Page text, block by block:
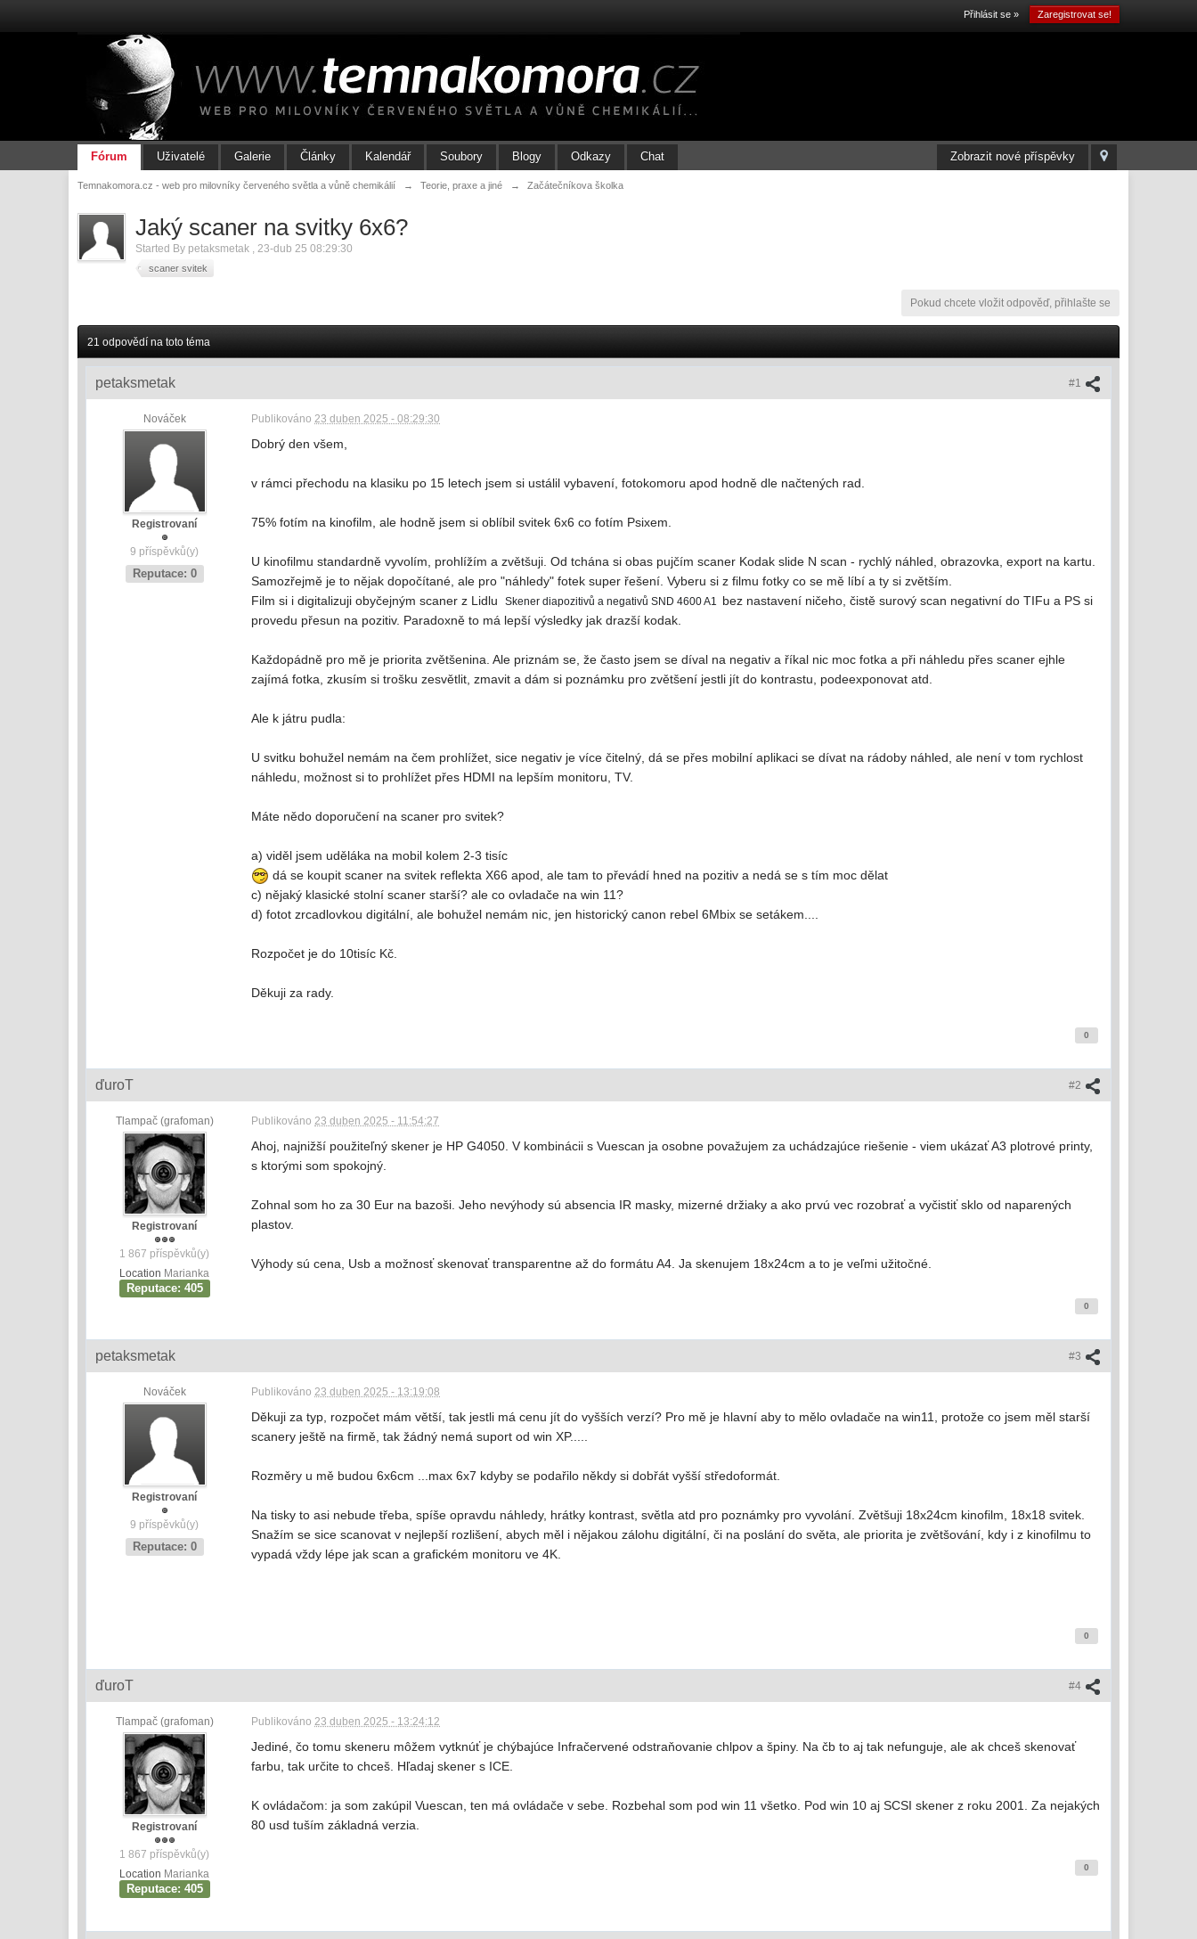
Přihlásit se » Zaregistrovat se!
Zobrazit nové příspěvky
Fórum Uživatelé Galerie Články Kalendář Soubory Blogy Odkazy Chat
Temnakomora.cz - web pro milovníky červeného světla a vůně chemikálií → Teorie, praxe a jiné → Začátečníkova školka
Jaký scaner na svitky 6x6?
Started By petaksmetak ,23-dub 25 08:29:30
scaner svitek
Pokud chcete vložit odpověď, přihlašte se
21 odpovědí na toto téma
#1
petaksmetak
Nováček
Registrovaní
9 příspěvků(y)
Reputace: 0
Publikováno23 duben 2025 - 08:29:30
Dobrý den všem,
v rámci přechodu na klasiku po 15 letech jsem si ustálil vybavení, fotokomoru apod hodně dle načtených rad.
75% fotím na kinofilm, ale hodně jsem si oblíbil svitek 6x6 co fotím Psixem.
U kinofilmu standardně vyvolím, prohlížím a zvětšuji. Od tchána si obas pujčím scaner Kodak slide N scan - rychlý náhled, obrazovka, export na kartu.
Samozřejmě je to nějak dopočítané, ale pro "náhledy" fotek super řešení. Vyberu si z filmu fotky co se mě líbí a ty si zvětším.
Film si i digitalizuji obyčejným scaner z LidluSkener diapozitivů a negativů SND 4600 A1 bez nastavení ničeho, čistě surový scan negativní do TIFu a PS si
provedu přesun na pozitiv. Paradoxně to má lepší výsledky jak drazší kodak.
Každopádně pro mě je priorita zvětšenina. Ale priznám se, že často jsem se díval na negativ a říkal nic moc fotka a při náhledu přes scaner ejhle
zajímá fotka, zkusím si trošku zesvětlit, zmavit a dám si poznámku pro zvětšení jestli jít do kontrastu, podeexponovat atd.
Ale k játru pudla:
U svitku bohužel nemám na čem prohlížet, sice negativ je více čitelný, dá se přes mobilní aplikaci se dívat na rádoby náhled, ale není v tom rychlost
náhledu, možnost si to prohlížet přes HDMI na lepším monitoru, TV.
Máte nědo doporučení na scaner pro svitek?
a) viděl jsem uděláka na mobil kolem 2-3 tisíc
dá se koupit scaner na svitek reflekta X66 apod, ale tam to převádí hned na pozitiv a nedá se s tím moc dělat
c) nějaký klasické stolní scaner starší? ale co ovladače na win 11?
d) fotot zrcadlovkou digitální, ale bohužel nemám nic, jen historický canon rebel 6Mbix se setákem....
Rozpočet je do 10tisíc Kč.
Děkuji za rady.
0
#2
ďuroT
Tlampač (grafoman)
Registrovaní
1 867 příspěvků(y)
Location Marianka
Reputace: 405
Publikováno23 duben 2025 - 11:54:27
Ahoj, najnižší použiteľný skener je HP G4050. V kombinácii s Vuescan ja osobne považujem za uchádzajúce riešenie - viem ukázať A3 plotrové printy,
s ktorými som spokojný.
Zohnal som ho za 30 Eur na bazoši. Jeho nevýhody sú absencia IR masky, mizerné držiaky a ako prvú vec rozobrať a vyčistiť sklo od naparených
plastov.
Výhody sú cena, Usb a možnosť skenovať transparentne až do formátu A4. Ja skenujem 18x24cm a to je veľmi užitočné.
0
#3
petaksmetak
Nováček
Registrovaní
9 příspěvků(y)
Reputace: 0
Publikováno23 duben 2025 - 13:19:08
Děkuji za typ, rozpočet mám větší, tak jestli má cenu jít do vyšších verzí? Pro mě je hlavní aby to mělo ovladače na win11, protože co jsem měl starší
scanery ještě na firmě, tak žádný nemá suport od win XP.....
Rozměry u mě budou 6x6cm ...max 6x7 kdyby se podařilo někdy si dobřát vyšší středoformát.
Na tisky to asi nebude třeba, spíše opravdu náhledy, hrátky kontrast, světla atd pro poznámky pro vyvolání. Zvětšuji 18x24cm kinofilm, 18x18 svitek.
Snažím se sice scanovat v nejlepší rozlišení, abych měl i nějakou zálohu digitální, či na poslání do světa, ale priorita je zvětšování, kdy i z kinofilmu to
vypadá vždy lépe jak scan a grafickém monitoru ve 4K.
0
#4
ďuroT
Tlampač (grafoman)
Registrovaní
1 867 příspěvků(y)
Location Marianka
Reputace: 405
Publikováno23 duben 2025 - 13:24:12
Jediné, čo tomu skeneru môžem vytknúť je chýbajúce Infračervené odstraňovanie chlpov a špiny. Na čb to aj tak nefunguje, ale ak chceš skenovať
farbu, tak určite to chceš. Hľadaj skener s ICE.
K ovládačom: ja som zakúpil Vuescan, ten má ovládače v sebe. Rozbehal som pod win 11 všetko. Pod win 10 aj SCSI skener z roku 2001. Za nejakých
80 usd tuším základná verzia.
0